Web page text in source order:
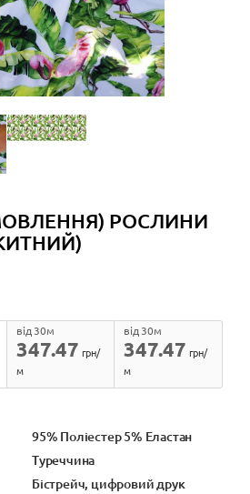
РОСЛИНИ
347.47
від 30м
грн/
м
347.47
від 30м
грн/
м
95% Поліестер 5% Еластан
Туреччина
Бістрейч, цифровий друк